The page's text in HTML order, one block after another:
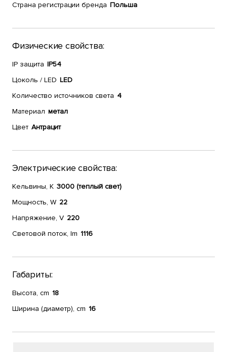
Страна регистрации бренда Польша
Физические свойства:
IP защита IP54
Цоколь / LED LED
Количество источников света 4
Материал метал
Цвет Антрацит
Электрические свойства:
Кельвины, К 3000 (теплый свет)
Мощность, W 22
Напряжение, V 220
Световой поток, lm 1116
Габариты:
Высота, cm 18
Ширина (диаметр), cm 16